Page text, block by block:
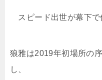
スピード出世が幕下で
狼雅は2019年初場所の
し、